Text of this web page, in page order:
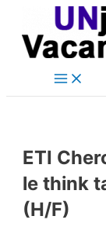
content
Main
ETI
le think
(H/F)
navigation